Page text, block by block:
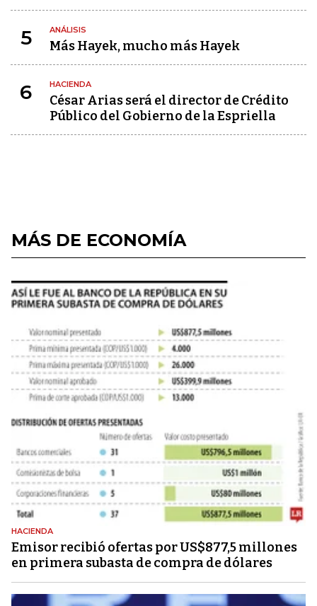
5 ANÁLISIS
Más Hayek, mucho más Hayek
6 HACIENDA
César Arias será el director de Crédito
Público del Gobierno de la Espriella
MÁS DE ECONOMÍA
HACIENDA
Emisor recibió ofertas por US$877,5 millones
en primera subasta de compra de dólares